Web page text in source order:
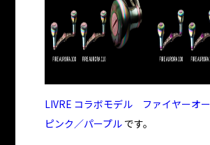
LIVRE コラボモデル ファイヤーオ
ピンク／パープル です。